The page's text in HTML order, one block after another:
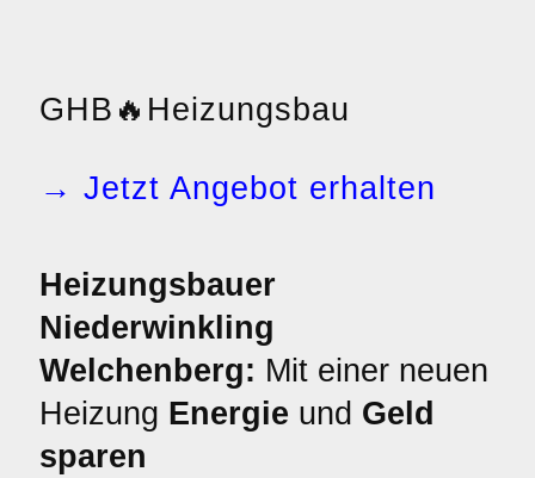
GHB 🔥 Heizungsbau
→ Jetzt Angebot erhalten
Heizungsbauer
Niederwinkling
Welchenberg: Mit einer neuen
Heizung Energie und Geld
sparen